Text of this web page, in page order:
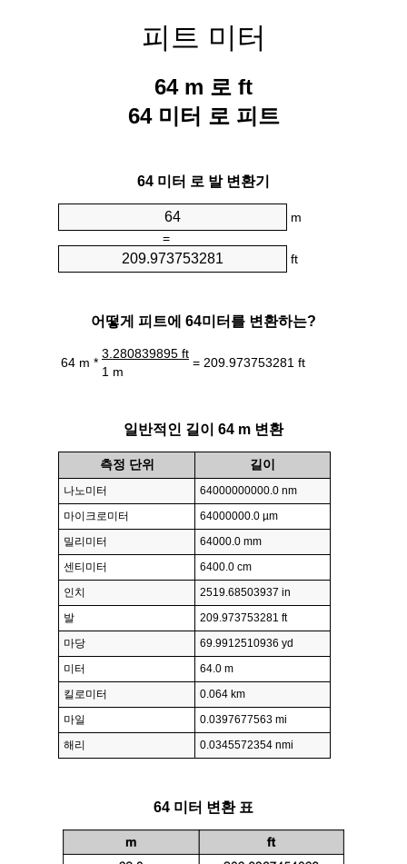
피트 미터
64 m 로 ft
64 미터 로 피트
64 미터 로 발 변환기
m
=
ft
어떻게 피트에 64미터를 변환하는?
64 m *
3.280839895 ft
= 209.973753281 ft
1 m
일반적인 길이 64 m 변환
측정 단위 길이
나노미터
64000000000.0 nm
마이크로미터
64000000.0 µm
밀리미터
64000.0 mm
센티미터
6400.0 cm
인치
2519.68503937 in
발
209.973753281 ft
마당
69.9912510936 yd
미터
64.0 m
킬로미터
0.064 km
마일
0.0397677563 mi
해리
0.0345572354 nmi
64 미터 변환 표